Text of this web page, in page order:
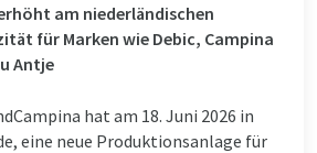
am niederländischen
für Marken wie Debic, Campina
Antje
hat am 18. Juni 2026 in
eine neue Produktionsanlage für